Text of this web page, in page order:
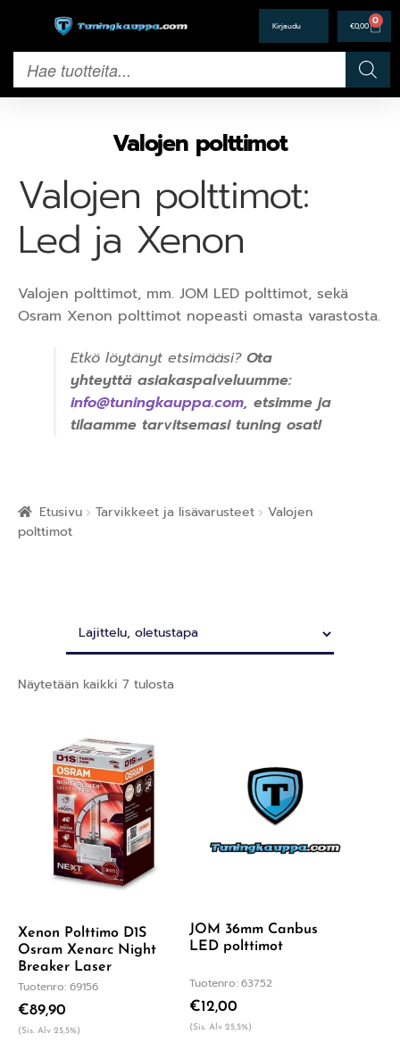
€0,00 0
Valojen polttimot
Valojen polttimot:
Led ja Xenon
Valojen polttimot, mm. JOM LED polttimot, sekä
Osram Xenon polttimot nopeasti omasta varastosta.
Etkö löytänyt etsimääsi? Ota
yhteyttä asiakaspalveluumme:
info@tuningkauppa.com, etsimme ja
tilaamme tarvitsemasi tuning osat!
Etusivu Tarvikkeet ja lisävarusteet
Valojen
polttimot
Näytetään kaikki 7 tulosta
Xenon Polttimo D1S
Osram Xenarc Night
Breaker Laser
Tuotenro: 69156
€89,90
(Sis. Alv 25,5%)
JOM 36mm Canbus
LED polttimot
Tuotenro: 63752
€12,00
(Sis. Alv 25,5%)